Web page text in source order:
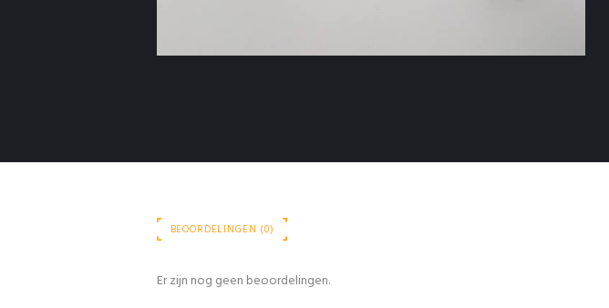
BEOORDELINGEN (0)
Er zijn nog geen beoordelingen.